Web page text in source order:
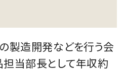
製造開発などを行う会
当部長として年収約